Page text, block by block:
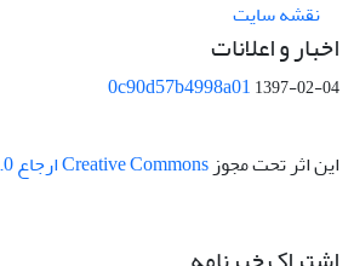
نقشه سایت
اخبار و اعلانات
0c90d57b4998a011397-02-04
این اثر تحت مجوز Creative Commons ارجاع 4.0 بین‌المللی